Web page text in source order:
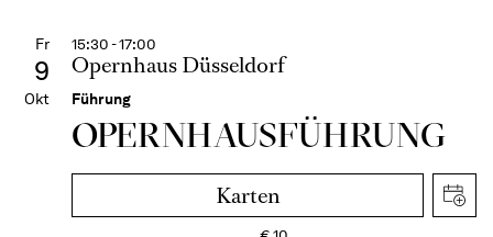
Fr
9
Okt
15:30 - 17:00
Opernhaus Düsseldorf
Führung
OPERN­HAUS­FÜH­RUNG
Karten